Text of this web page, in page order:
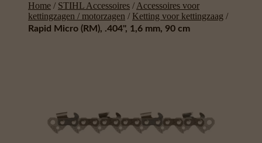
Home / STIHL Accessoires / Accessoires voor
kettingzagen / motorzagen / Ketting voor kettingzaag /
Rapid Micro (RM), .404", 1,6 mm, 90 cm